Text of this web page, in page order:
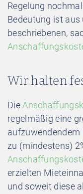
Regelung
Bedeutung ist
beschriebenen,
Wir halten
Die
regelmäßig eine
aufzuwendendem
zu (mindestens)
erzielten
und soweit diese